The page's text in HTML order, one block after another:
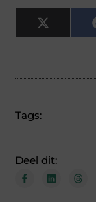
X
(Twitter)
Tags:
Deel dit: